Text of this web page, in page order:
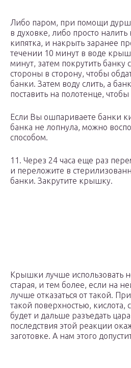
Либо паром, при помощи
в духовке, либо просто налить
кипятка, и накрыть заранее
течении 10 минут в воде
минут, затем покрутить банку
стороны в сторону, чтобы
банки. Затем воду слить, а
поставить на полотенце, чтобы
Если Вы ошпариваете банки
банка не лопнула, можно
способом.
11. Через 24 часа еще раз
и переложите в
банки. Закрутите крышку.
Крышки лучше использовать
старая, и тем более, если на
лучше отказаться от такой.
такой поверхностью, кислота,
будет и дальше разъедать
последствия этой реакции
заготовке. А нам этого